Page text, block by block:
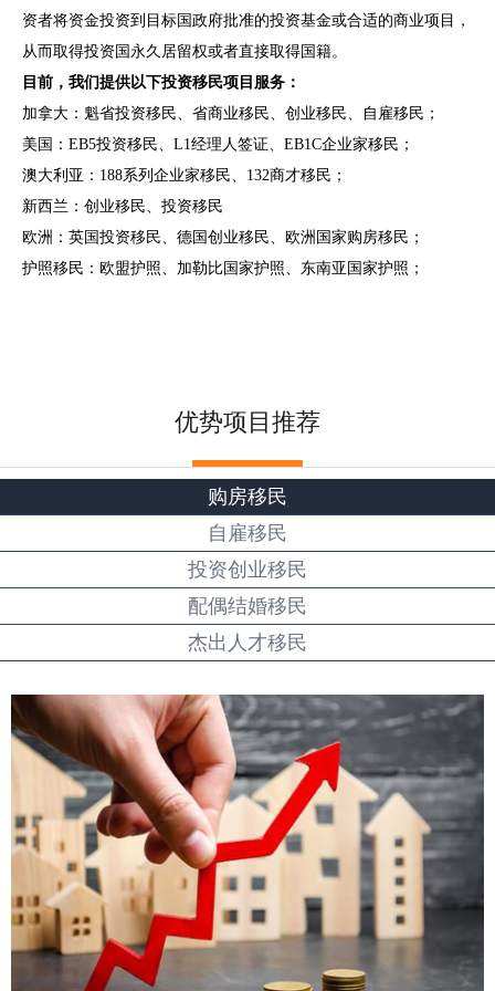
资者将资金投资到目标国政府批准的投资基金或合适的商业项目，
从而取得投资国永久居留权或者直接取得国籍。
目前，我们提供以下投资移民项目服务：
加拿大：魁省投资移民、省商业移民、创业移民、自雇移民；
美国：EB5投资移民、L1经理人签证、EB1C企业家移民；
澳大利亚：188系列企业家移民、132商才移民；
新西兰：创业移民、投资移民
欧洲：英国投资移民、德国创业移民、欧洲国家购房移民；
护照移民：欧盟护照、加勒比国家护照、东南亚国家护照；
优势项目推荐
购房移民
自雇移民
投资创业移民
配偶结婚移民
杰出人才移民